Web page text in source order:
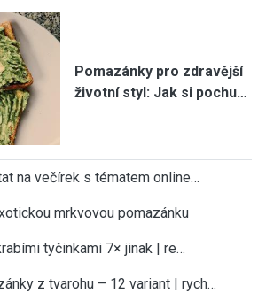
Pomazánky pro zdravější
životní styl: Jak si pochu…
na večírek s tématem online…
mrkvovou pomazánku
tyčinkami 7× jinak | re…
z tvarohu – 12 variant | rych…